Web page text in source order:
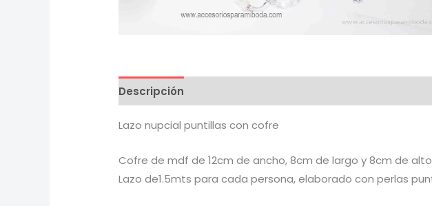
Descripción
Lazo nupcial puntillas con cofre
Cofre de mdf de 12cm de ancho, 8cm de largo y 8cm de
Lazo de1.5mts para cada persona, elaborado con perlas